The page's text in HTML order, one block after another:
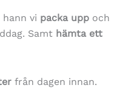
hann vi packa upp och
Samt hämta ett
från dagen innan.